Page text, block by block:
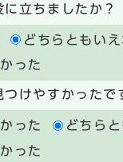
立ちましたか？
どちらともいえ
った
けやすかったで
った
どちら
った